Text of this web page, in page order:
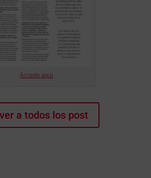
Accede aqui
a todos los post